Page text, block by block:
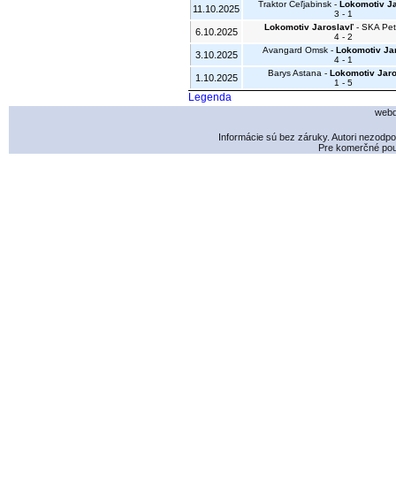
11.10.2025 Traktor Čeľjabinsk - Lokomotiv
3 - 1
6.10.2025 Lokomotiv Jaroslavľ - SKA
4 - 2
3.10.2025 Avangard Omsk - Lokomotiv
4 - 1
1.10.2025 Barys Astana - Lokomotiv
1 - 5
Legenda
Informácie sú bez záruky. Autori
Pre komerčné